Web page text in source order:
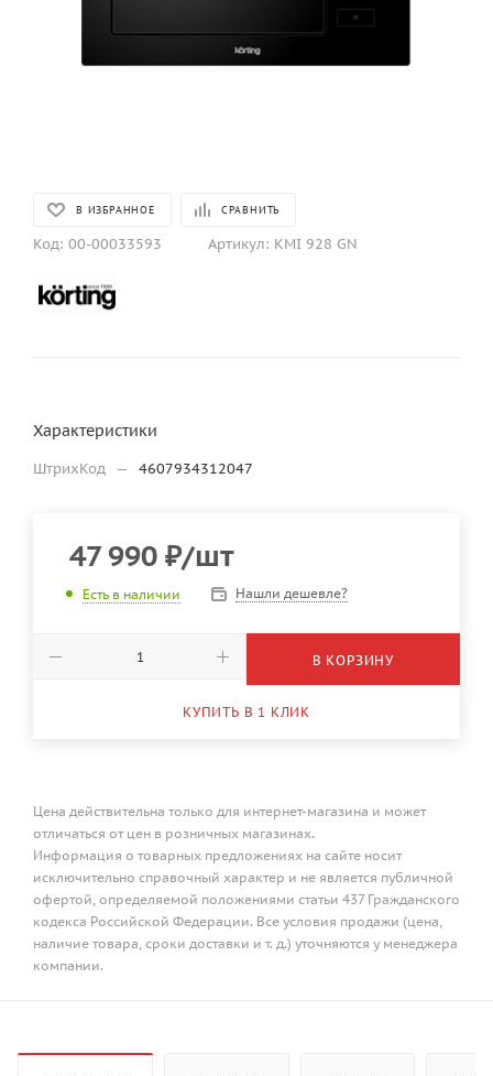
В ИЗБРАННОЕ СРАВНИТЬ
Код: 00-00033593 Артикул: KMI 928 GN
Характеристики
ШтрихКод — 4607934312047
47 990 ₽/шт
Есть в наличии Нашли дешевле?
В КОРЗИНУ
КУПИТЬ В 1 КЛИК
Цена действительна только для интернет-магазина и может
отличаться от цен в розничных магазинах.
Информация о товарных предложениях на сайте носит
исключительно справочный характер и не является публичной
офертой, определяемой положениями статьи 437 Гражданского
кодекса Российской Федерации. Все условия продажи (цена,
наличие товара, сроки доставки и т. д.) уточняются у менеджера
компании.